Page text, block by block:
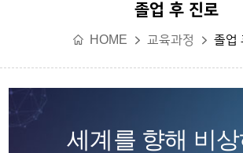
졸업 후 진로
HOME 교육과정 졸업
세계를 향해 비